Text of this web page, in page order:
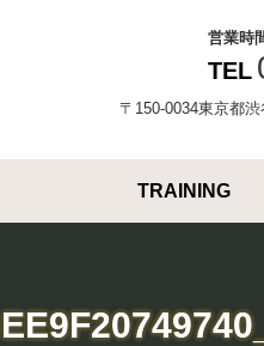
営業時
TEL
〒150-0034東京都
TRAINING